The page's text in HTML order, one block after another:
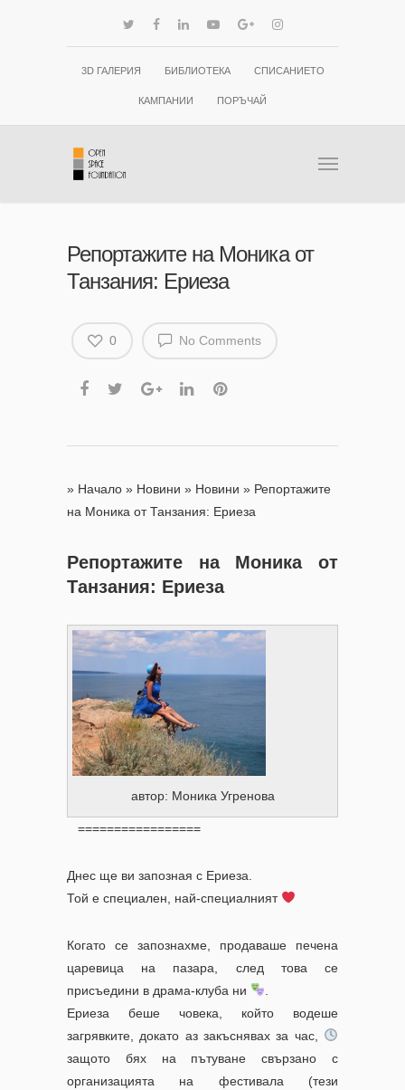
3D ГАЛЕРИЯ БИБЛИОТЕКА СПИСАНИЕТО
КАМПАНИИ ПОРЪЧАЙ
Репортажите на Моника от
Танзания: Ериеза
No Comments
0
» Начало » Новини » Новини » Репортажите
на Моника от Танзания: Ериеза
Репортажите на Моника от
Танзания: Ериеза
автор: Моника Угренова
=================
Днес ще ви запозная с Ериеза.
Той е специален, най-специалният
Когато се запознахме, продаваше печена
царевица на пазара, след това се
присъедини в драма-клуба ни
Ериеза беше човека, който водеше
загрявките, докато аз закъснявах за час,
защото бях на пътуване свързано с
организацията на фестивала (тези